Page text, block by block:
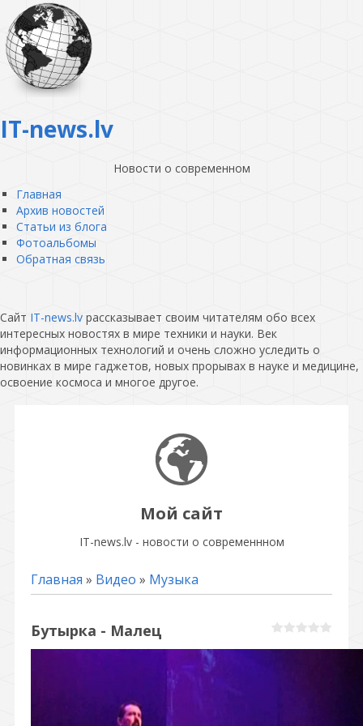
IT-news.lv
Новости о современном
Главная
Архив новостей
Статьи из блога
Фотоальбомы
Обратная связь
Сайт IT-news.lv рассказывает своим читателям обо всех
интересных новостях в мире техники и науки. Век
информационных технологий и очень сложно уследить о
новинках в мире гаджетов, новых прорывах в науке и медицине,
освоение космоса и многое другое.
Мой сайт
IT-news.lv - новости о современнном
Главная » Видео » Музыка
Бутырка - Малец